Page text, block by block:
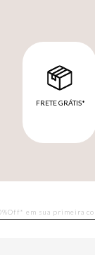
FRETE GRÁTIS*